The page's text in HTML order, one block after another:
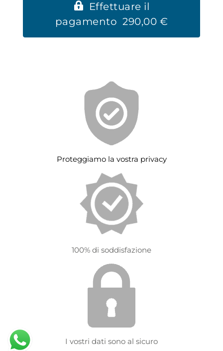
Effettuare il
pagamento 290,00 €
Proteggiamo la vostra privacy
100% di soddisfazione
I vostri dati sono al sicuro